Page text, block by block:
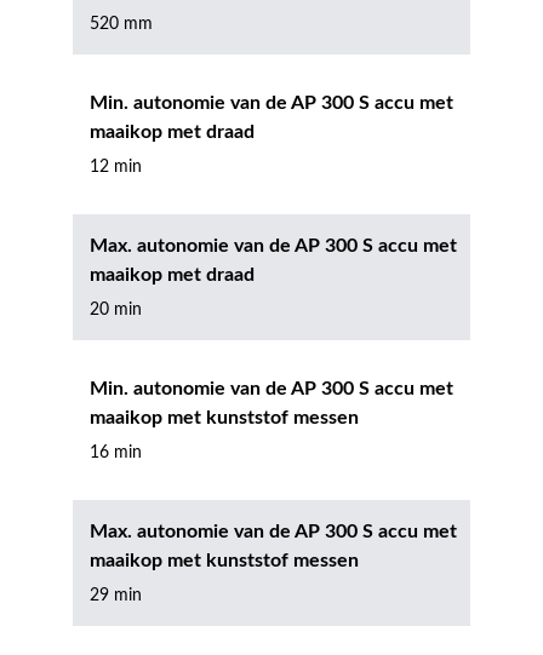
520 mm
Min. autonomie van de AP 300 S accu met
maaikop met draad
12 min
Max. autonomie van de AP 300 S accu met
maaikop met draad
20 min
Min. autonomie van de AP 300 S accu met
maaikop met kunststof messen
16 min
Max. autonomie van de AP 300 S accu met
maaikop met kunststof messen
29 min